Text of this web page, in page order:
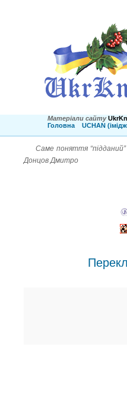
Матеріали сайту
Головна
UCHAN
Саме поняття
Донцов Дмитро